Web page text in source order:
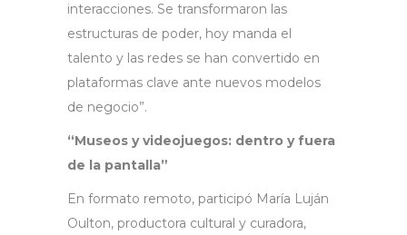
interacciones. Se transformaron las
estructuras de poder, hoy manda el
talento y las redes se han convertido en
plataformas clave ante nuevos modelos
de negocio”.
“Museos y videojuegos: dentro y fuera
de la pantalla”
En formato remoto, participó María Luján
Oulton, productora cultural y curadora,